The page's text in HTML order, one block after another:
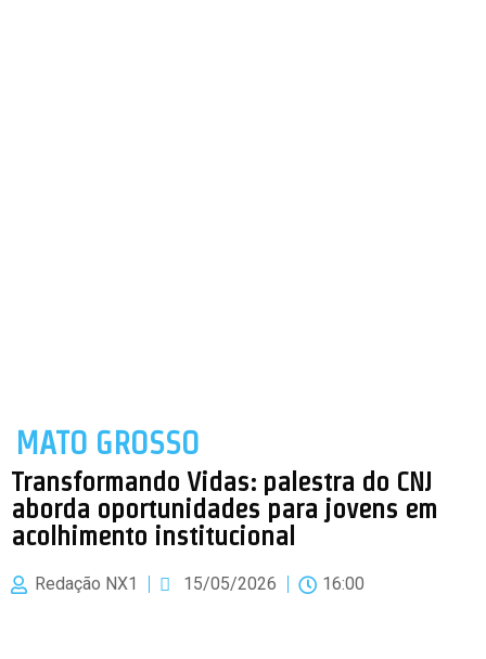
MATO GROSSO
Transformando Vidas: palestra do CNJ
aborda oportunidades para jovens em
acolhimento institucional
Redação NX1 15/05/2026 16:00